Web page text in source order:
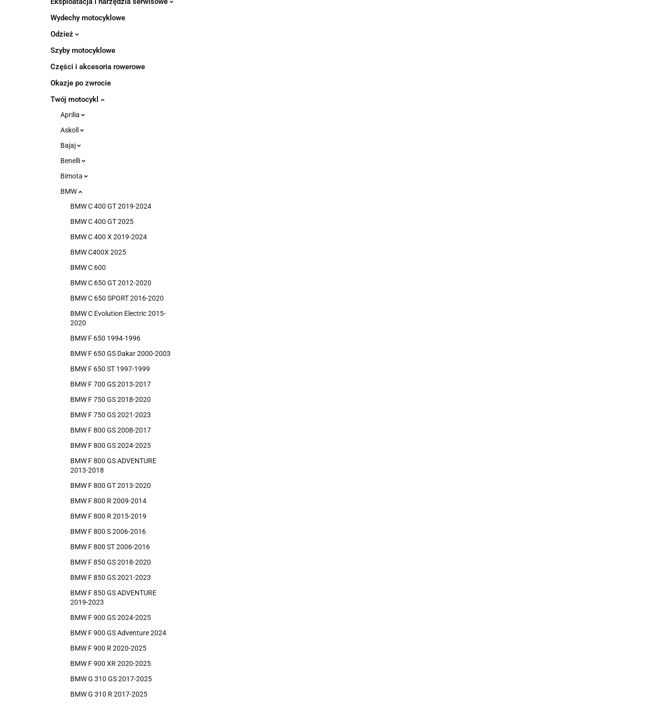
Wydechy motocyklowe
Odzież
Szyby motocyklowe
Części i akcesoria rowerowe
Okazje po zwrocie
Twój motocykl
Aprilia
Askoll
Bajaj
Benelli
Bimota
BMW
BMW C 400 GT 2019-2024
BMW C 400 GT 2025
BMW C 400 X 2019-2024
BMW C400X 2025
BMW C 600
BMW C 650 GT 2012-2020
BMW C 650 SPORT 2016-2020
BMW C Evolution Electric 2015-
2020
BMW F 650 1994-1996
BMW F 650 GS Dakar 2000-2003
BMW F 650 ST 1997-1999
BMW F 700 GS 2013-2017
BMW F 750 GS 2018-2020
BMW F 750 GS 2021-2023
BMW F 800 GS 2008-2017
BMW F 800 GS 2024-2025
BMW F 800 GS ADVENTURE
2013-2018
BMW F 800 GT 2013-2020
BMW F 800 R 2009-2014
BMW F 800 R 2015-2019
BMW F 800 S 2006-2016
BMW F 800 ST 2006-2016
BMW F 850 GS 2018-2020
BMW F 850 GS 2021-2023
BMW F 850 GS ADVENTURE
2019-2023
BMW F 900 GS 2024-2025
BMW F 900 GS Adventure 2024
BMW F 900 R 2020-2025
BMW F 900 XR 2020-2025
BMW G 310 GS 2017-2025
BMW G 310 R 2017-2025